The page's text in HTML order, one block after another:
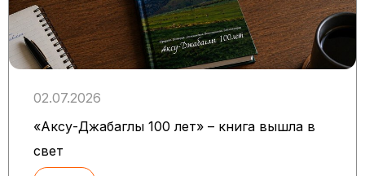
02.07.2026
«Аксу-Джабаглы 100 лет» – книга вышла в
свет